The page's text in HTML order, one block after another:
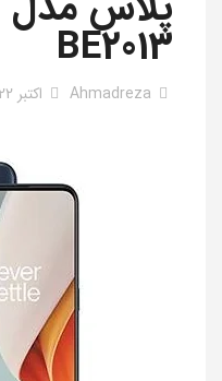
BE2013
Ahmadreza اکتبر 22, 2024